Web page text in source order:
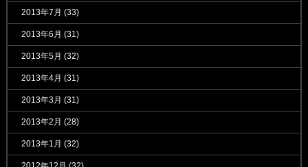
2013年7月 (33)
2013年6月 (31)
2013年5月 (32)
2013年4月 (31)
2013年3月 (31)
2013年2月 (28)
2013年1月 (32)